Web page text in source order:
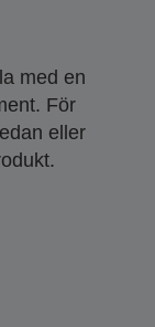
med en
För
eller